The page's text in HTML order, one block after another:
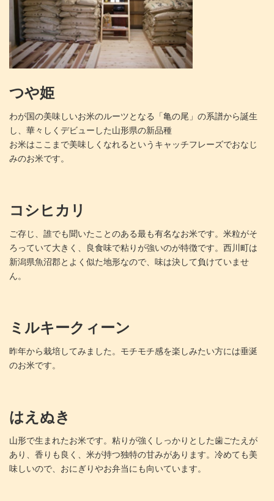
つや姫
わが国の美味しいお米のルーツとなる「亀の尾」の系譜から誕生
し、華々しくデビューした山形県の新品種
お米はここまで美味しくなれるというキャッチフレーズでおなじ
みのお米です。
コシヒカリ
ご存じ、誰でも聞いたことのある最も有名なお米です。米粒がそ
ろっていて大きく、良食味で粘りが強いのが特徴です。西川町は
新潟県魚沼郡とよく似た地形なので、味は決して負けていませ
ん。
ミルキークィーン
昨年から栽培してみました。モチモチ感を楽しみたい方には垂涎
のお米です。
はえぬき
山形で生まれたお米です。粘りが強くしっかりとした歯ごたえが
あり、香りも良く、米が持つ独特の甘みがあります。冷めても美
味しいので、おにぎりやお弁当にも向いています。